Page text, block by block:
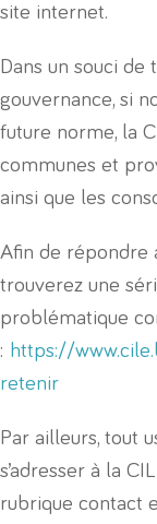
site internet.
Dans un souci
gouvernance, si
future norme, la
communes et
ainsi que les
Afin de répondre
trouverez une
problématique
: https://
retenir
Par ailleurs, tout
s’adresser à la
rubrique contact